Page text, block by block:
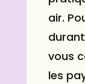
air.
vous
les